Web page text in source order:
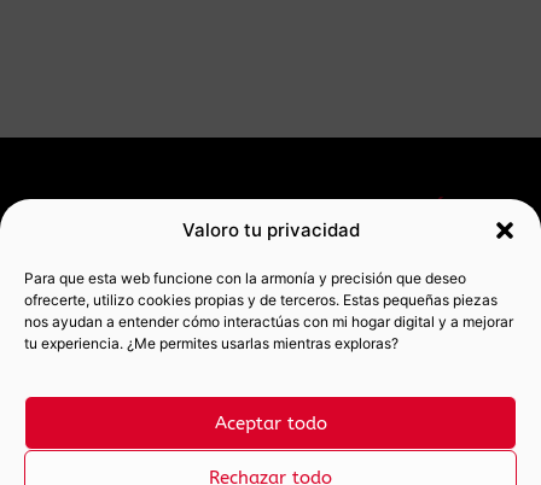
Valoro tu privacidad
Para que esta web funcione con la armonía y precisión que deseo
ofrecerte, utilizo cookies propias y de terceros. Estas pequeñas piezas
nos ayudan a entender cómo interactúas con mi hogar digital y a mejorar
tu experiencia. ¿Me permites usarlas mientras exploras?
Aceptar todo
Rechazar todo
wordpress
Pauer Sait
Landing de
GRATUITOS
web Gratis
Próximamente...
Mi blog
Contacto
Política de
privacidad
Política de
REDES
SOCIALES
LinkedIn